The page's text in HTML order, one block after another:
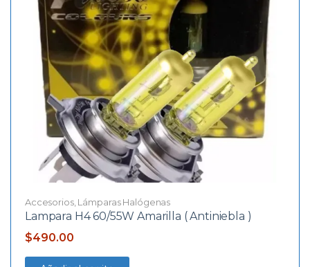
Accesorios,Lámparas Halógenas
Lampara H4 60/55W Amarilla ( Antiniebla )
$490.00